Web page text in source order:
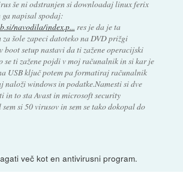
še ni odstranjen si downloadaj linux ferix
ga napisal spodaj:
navodila/index.p... res je da je ta
šole zapeci datoteko na DVD prižgi
setup nastavi da ti zažene operacijski
se ti zažene pojdi v moj računalnik in si kar je
USB ključ potem pa formatiraj računalnik
naloži windows in podatke.Namesti si dve
in to sta Avast in microsoft security
si 50 virusov in sem se tako dokopal do
več kot en antivirusni program.